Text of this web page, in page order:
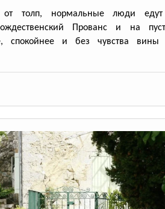
от толп, нормальные люди
Прованс и на
спокойнее и без чувства вины